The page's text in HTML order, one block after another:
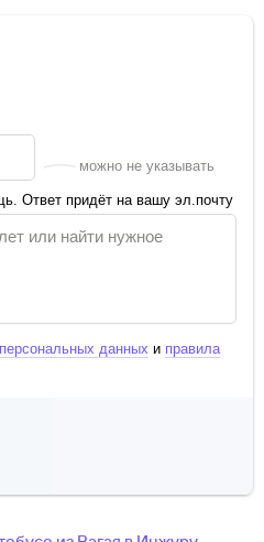
можно не указывать
Ответ придёт на вашу эл.почту
данных и правила